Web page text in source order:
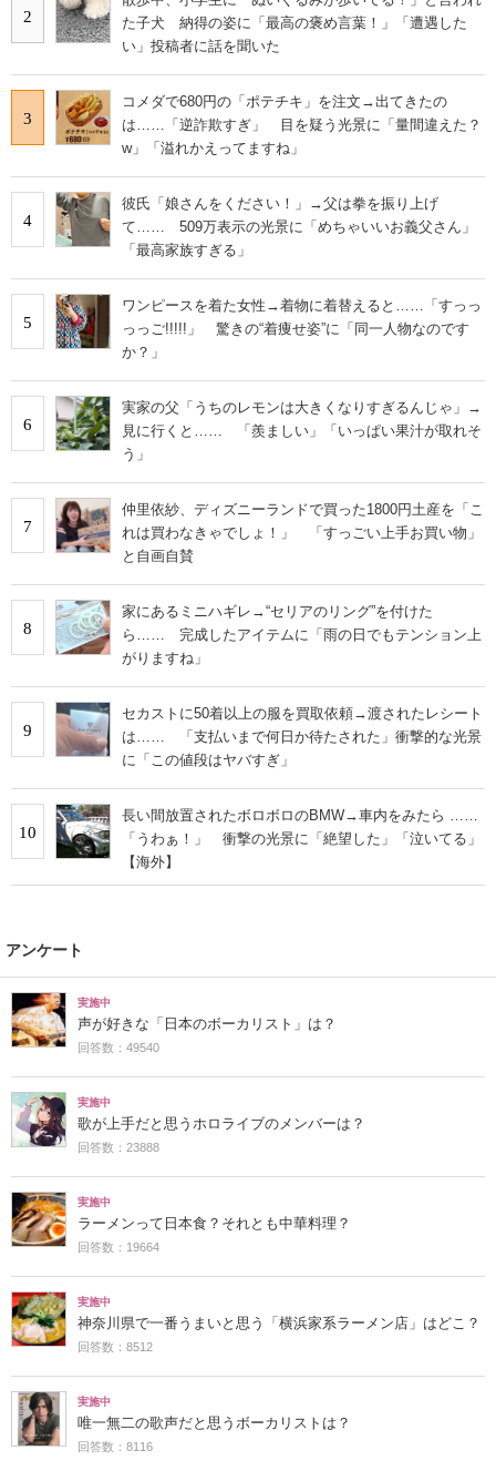
2
た子犬 納得の姿に「最高の褒め言葉！」「遭遇した
い」投稿者に話を聞いた
3
コメダで680円の「ポテチキ」を注文→出てきたの
は……「逆詐欺すぎ」 目を疑う光景に「量間違えた？
w」「溢れかえってますね」
4
彼氏「娘さんをください！」→父は拳を振り上げ
て…… 509万表示の光景に「めちゃいいお義父さん」
「最高家族すぎる」
5
ワンピースを着た女性→着物に着替えると……「すっっ
っっご!!!!!」 驚きの“着痩せ姿”に「同一人物なのです
か？」
6
実家の父「うちのレモンは大きくなりすぎるんじゃ」→
見に行くと…… 「羨ましい」「いっぱい果汁が取れそ
う」
7
仲里依紗、ディズニーランドで買った1800円土産を「こ
れは買わなきゃでしょ！」 「すっごい上手お買い物」
と自画自賛
8
家にあるミニハギレ→“セリアのリング”を付けた
ら…… 完成したアイテムに「雨の日でもテンション上
がりますね」
9
セカストに50着以上の服を買取依頼→渡されたレシート
は…… 「支払いまで何日か待たされた」衝撃的な光景
に「この値段はヤバすぎ」
10
長い間放置されたボロボロのBMW→車内をみたら ……
「うわぁ！」 衝撃の光景に「絶望した」「泣いてる」
【海外】
アンケート
実施中
声が好きな「日本のボーカリスト」は？
回答数：49540
実施中
歌が上手だと思うホロライブのメンバーは？
回答数：23888
実施中
ラーメンって日本食？それとも中華料理？
回答数：19664
実施中
神奈川県で一番うまいと思う「横浜家系ラーメン店」はどこ？
回答数：8512
実施中
唯一無二の歌声だと思うボーカリストは？
回答数：8116